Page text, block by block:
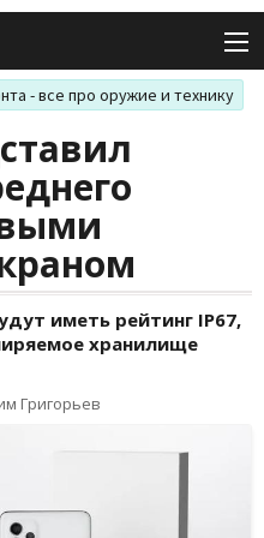
- все про оружие и технику
иметь рейтинг IP67,
хранилище
Григорьев